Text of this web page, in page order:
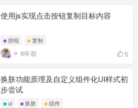
使用js实现点击按钮复制目标内容
按钮 复制
6年前 5
换肤功能原理及自定义组件化UI样式初
步尝试
ui 换肤 组件